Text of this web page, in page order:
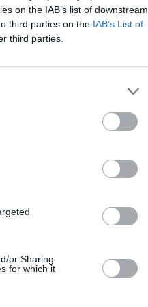
on the IAB’s list of downstream
third parties on the IAB’s List of
third parties.
or Sharing
for which it
Print